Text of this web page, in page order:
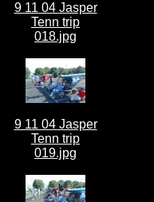
9 11 04 Jasper
Tenn trip
018.jpg
9 11 04 Jasper
Tenn trip
019.jpg